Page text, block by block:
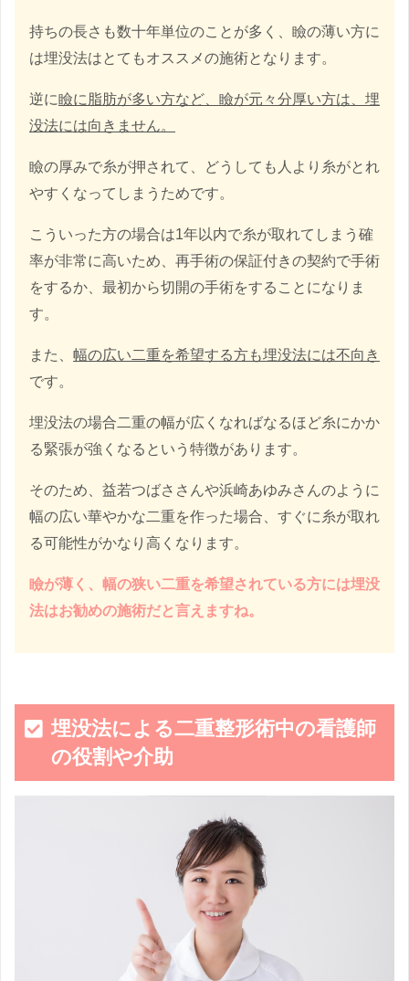
持ちの長さも数十年単位のことが多く、瞼の薄い方に
は埋没法はとてもオススメの施術となります。
逆に瞼に脂肪が多い方など、瞼が元々分厚い方は、埋
没法には向きません。
瞼の厚みで糸が押されて、どうしても人より糸がとれ
やすくなってしまうためです。
こういった方の場合は1年以内で糸が取れてしまう確
率が非常に高いため、再手術の保証付きの契約で手術
をするか、最初から切開の手術をすることになりま
す。
また、 幅の広い二重を希望する方も埋没法には不向き
です。
埋没法の場合二重の幅が広くなればなるほど糸にかか
る緊張が強くなるという特徴があります。
そのため、益若つばささんや浜崎あゆみさんのように
幅の広い華やかな二重を作った場合、すぐに糸が取れ
る可能性がかなり高くなります。
瞼が薄く、幅の狭い二重を希望されている方には埋没
法はお勧めの施術だと言えますね。
埋没法による二重整形術中の看護師
の役割や介助